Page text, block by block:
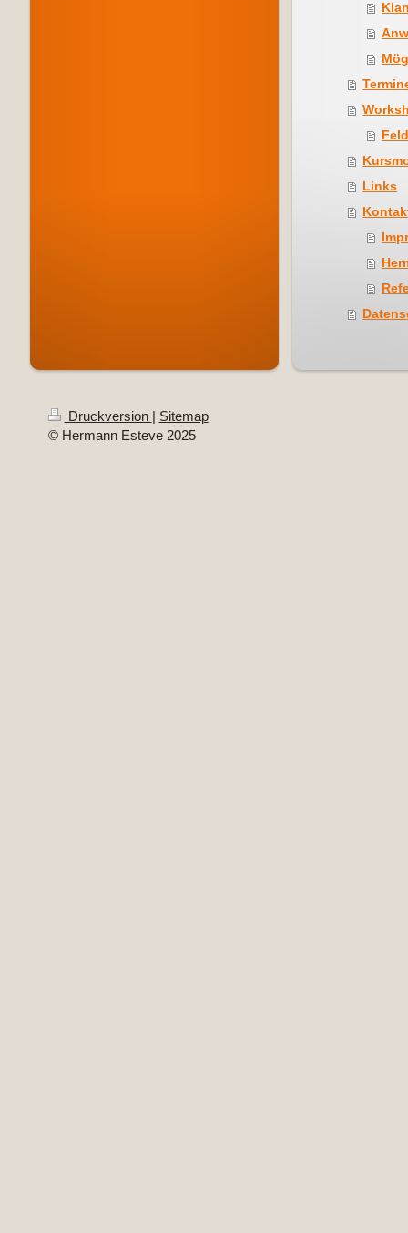
Links
Druckversion | Sitemap
© Hermann Esteve 2025